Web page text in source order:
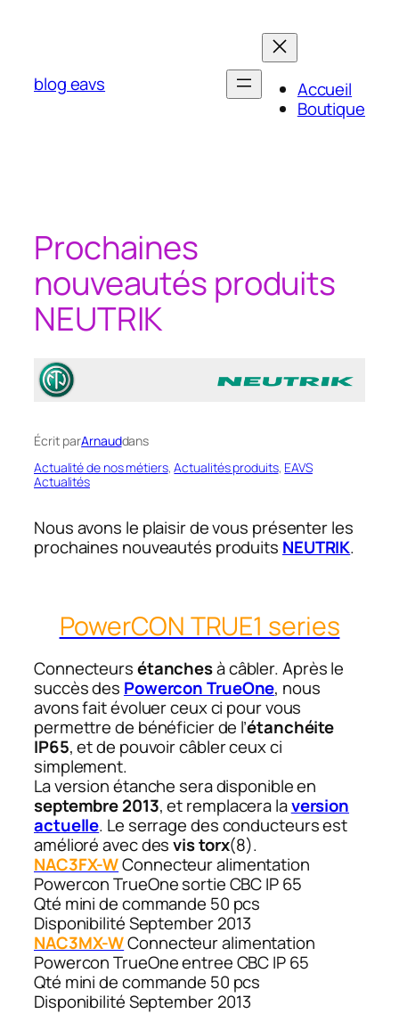
blog eavs
Accueil
Boutique
Prochaines
nouveautés produits
NEUTRIK
Écrit parArnauddans
Actualité de nos métiers, Actualités produits, EAVS
Actualités
Nous avons le plaisir de vous présenter les
prochaines nouveautés produits NEUTRIK.
PowerCON TRUE1 series
Connecteursétanchesà câbler. Après le
succès des Powercon TrueOne, nous
avons fait évoluer ceux ci pour vous
permettre de bénéficier de l’étanchéite
IP65, et de pouvoir câbler ceux ci
simplement.
La version étanche sera disponible en
septembre 2013, et remplacera laversion
actuelle. Le serrage des conducteurs est
amélioré avec desvis torx(8).
NAC3FX-WConnecteur alimentation
Powercon TrueOne sortie CBC IP 65
Qté mini de commande 50 pcs
Disponibilité September 2013
NAC3MX-WConnecteur alimentation
Powercon TrueOne entree CBC IP 65
Qté mini de commande 50 pcs
Disponibilité September 2013